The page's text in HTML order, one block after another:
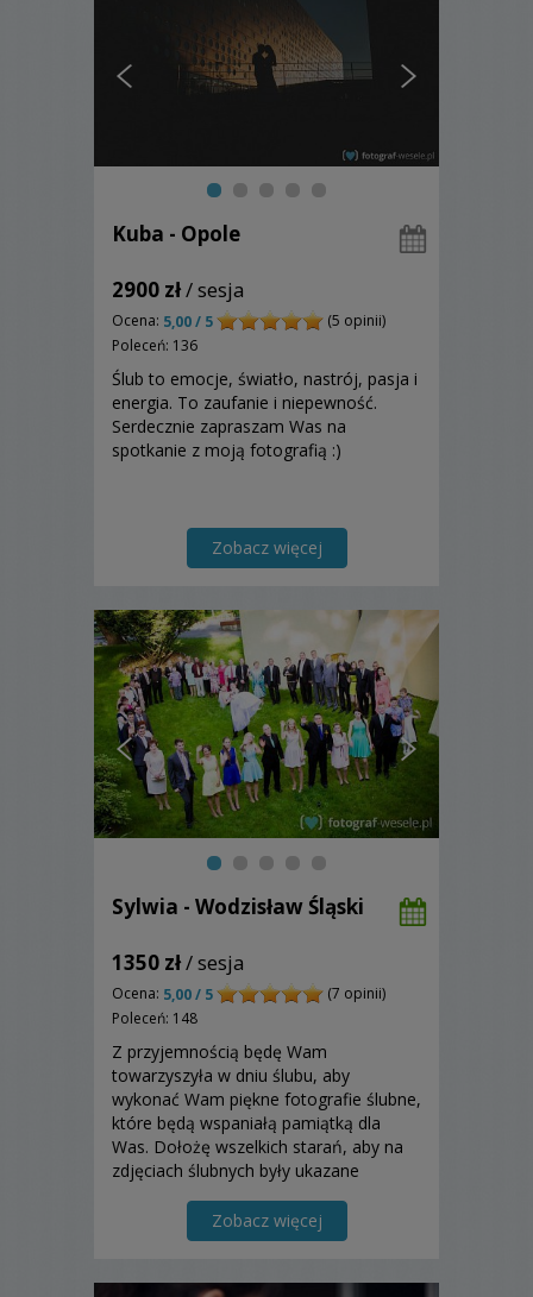
Kuba - Opole
2900 zł/ sesja
Ocena: 5,00 / 5
(5 opinii)
Poleceń: 136
Ślub to emocje, światło, nastrój, pasja i
energia. To zaufanie i niepewność.
Serdecznie zapraszam Was na
spotkanie z moją fotografią :)
Zobacz więcej
Sylwia - Wodzisław Śląski
1350 zł/ sesja
Ocena: 5,00 / 5
(7 opinii)
Poleceń: 148
Z przyjemnością będę Wam
towarzyszyła w dniu ślubu, aby
wykonać Wam piękne fotografie ślubne,
które będą wspaniałą pamiątką dla
Was. Dołożę wszelkich starań, aby na
zdjęciach ślubnych były ukazane
chwile z całej uroczystości ślubnej.
Zobacz więcej